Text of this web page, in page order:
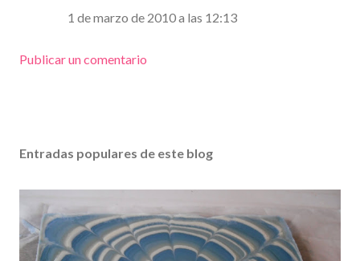
1 de marzo de 2010 a las 12:13
Publicar un comentario
Entradas populares de este blog